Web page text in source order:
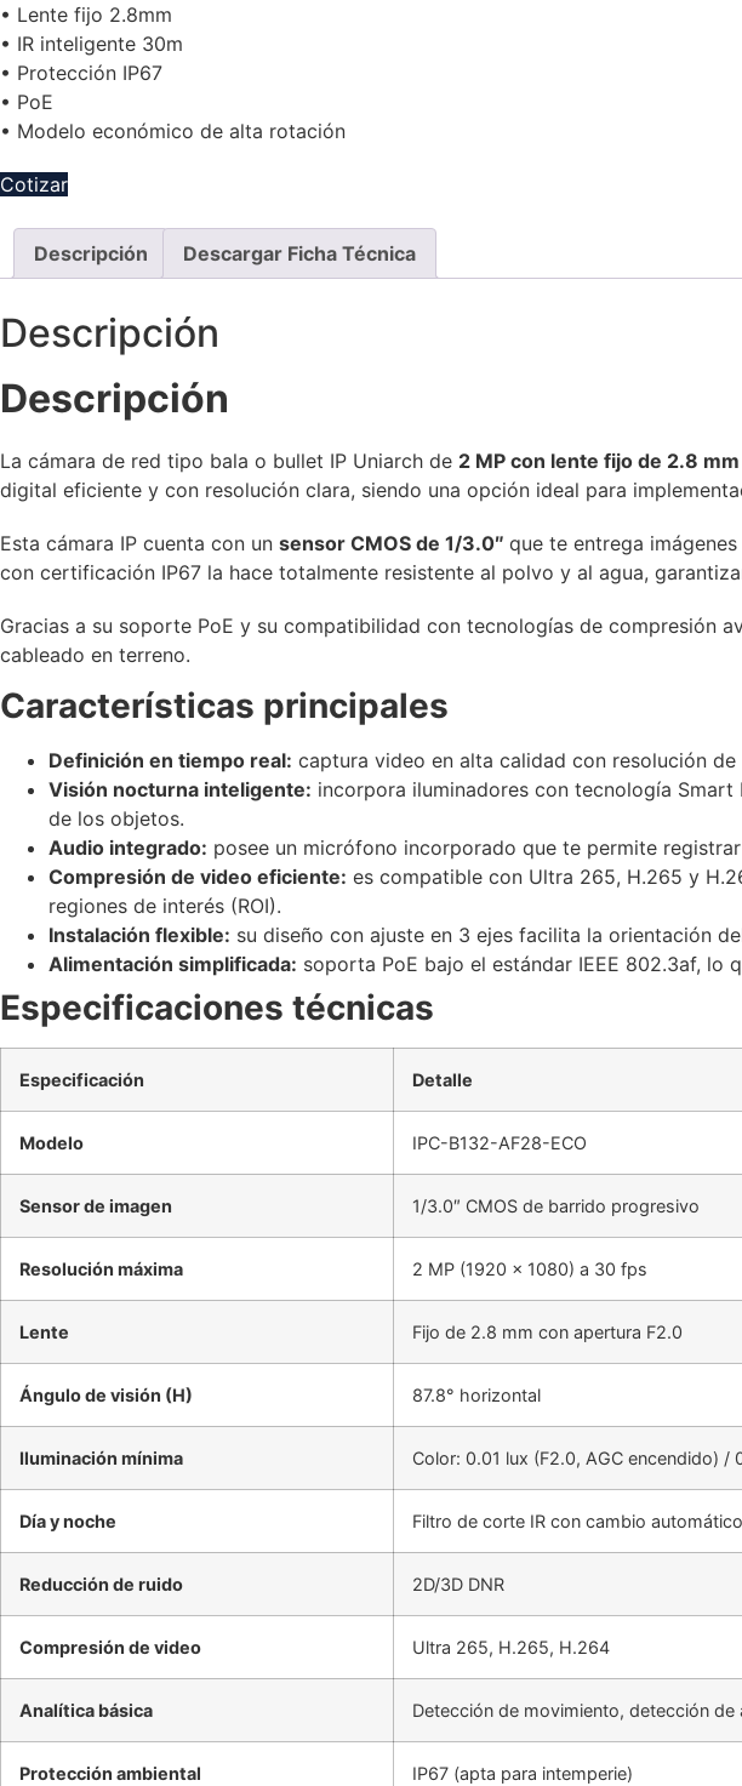
• Lente fijo 2.8mm
• IR inteligente 30m
• Protección IP67
• PoE
• Modelo económico de alta rotación
Cotizar
Descripción Descargar Ficha Técnica
Descripción
Descripción
La cámara de red tipo bala o bullet IP Uniarch de 2 MP con lente fijo de 2.8 mm
digital eficiente y con resolución clara, siendo una opción ideal para
Esta cámara IP cuenta con un sensor CMOS de 1/3.0″ que te entrega
con certificación IP67 la hace totalmente resistente al polvo y al agua,
Gracias a su soporte PoE y su compatibilidad con tecnologías de compresión
cableado en terreno.
Características principales
Definición en tiempo real: captura video en alta calidad con resolución
Visión nocturna inteligente: incorpora iluminadores con tecnología
de los objetos.
Audio integrado: posee un micrófono incorporado que te permite
Compresión de video eficiente: es compatible con Ultra 265, H.265 y
regiones de interés (ROI).
Instalación flexible: su diseño con ajuste en 3 ejes facilita la orientación
Alimentación simplificada: soporta PoE bajo el estándar IEEE 802.3af,
Especificaciones técnicas
Especificación Detalle
Modelo IPC-B132-AF28-ECO
Sensor de imagen 1/3.0″ CMOS de barrido progresivo
Resolución máxima 2 MP (1920 × 1080) a 30 fps
Lente Fijo de 2.8 mm con apertura F2.0
Ángulo de visión (H) 87.8° horizontal
Iluminación mínima Color: 0.01 lux (F2.0, AGC encendido) /
Día y noche Filtro de corte IR con cambio
Reducción de ruido 2D/3D DNR
Compresión de video Ultra 265, H.265, H.264
Analítica básica Detección de movimiento, detección
Protección ambiental IP67 (apta para intemperie)